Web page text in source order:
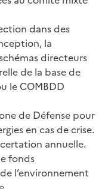
dans des
la
directeurs
de la base de
le COMBDD
de Défense pour
en cas de crise.
annuelle.
fonds
l’environnement